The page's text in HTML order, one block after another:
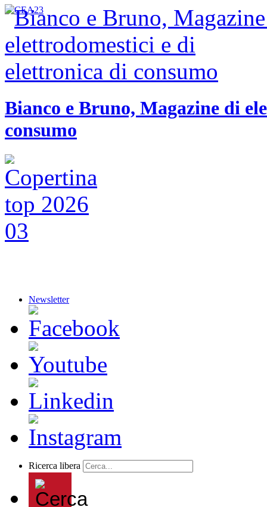
Bianco e Bruno, Magazine di
consumo
Newsletter
Ricerca libera